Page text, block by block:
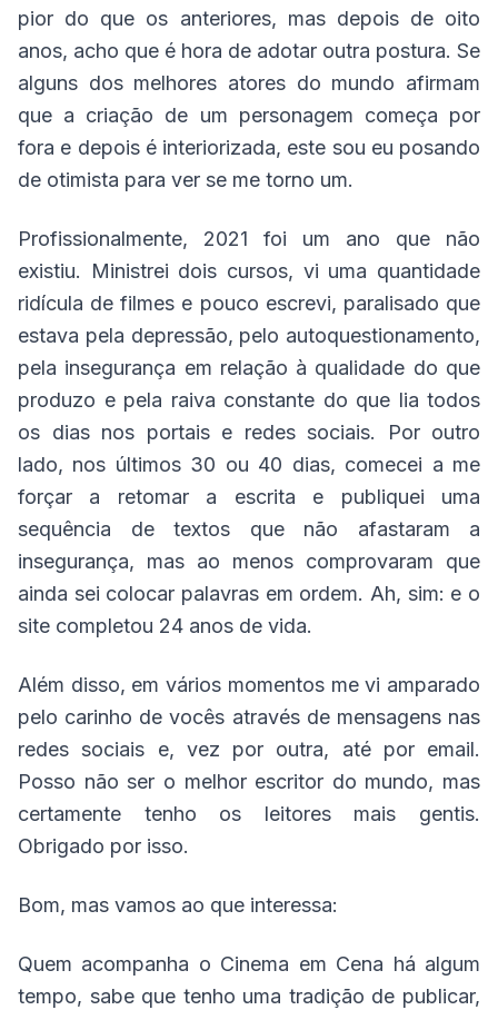
pior do que os anteriores, mas depois de oito
anos, acho que é hora de adotar outra postura. Se
alguns dos melhores atores do mundo afirmam
que a criação de um personagem começa por
fora e depois é interiorizada, este sou eu posando
de otimista para ver se me torno um.
Profissionalmente, 2021 foi um ano que não
existiu. Ministrei dois cursos, vi uma quantidade
ridícula de filmes e pouco escrevi, paralisado que
estava pela depressão, pelo autoquestionamento,
pela insegurança em relação à qualidade do que
produzo e pela raiva constante do que lia todos
os dias nos portais e redes sociais. Por outro
lado, nos últimos 30 ou 40 dias, comecei a me
forçar a retomar a escrita e publiquei uma
sequência de textos que não afastaram a
insegurança, mas ao menos comprovaram que
ainda sei colocar palavras em ordem. Ah, sim: e o
site completou 24 anos de vida.
Além disso, em vários momentos me vi amparado
pelo carinho de vocês através de mensagens nas
redes sociais e, vez por outra, até por email.
Posso não ser o melhor escritor do mundo, mas
certamente tenho os leitores mais gentis.
Obrigado por isso.
Bom, mas vamos ao que interessa:
Quem acompanha o Cinema em Cena há algum
tempo, sabe que tenho uma tradição de publicar,